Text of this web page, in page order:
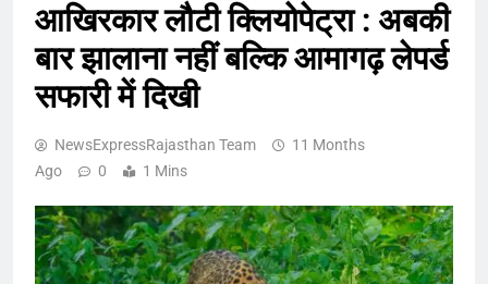
आखिरकार लौटी क्लियोपेट्रा : अबकी
बार झालाना नहीं बल्कि आमागढ़ लेपर्ड
सफारी में दिखी
NewsExpressRajasthan Team
11 Months
Ago
0 1 Mins